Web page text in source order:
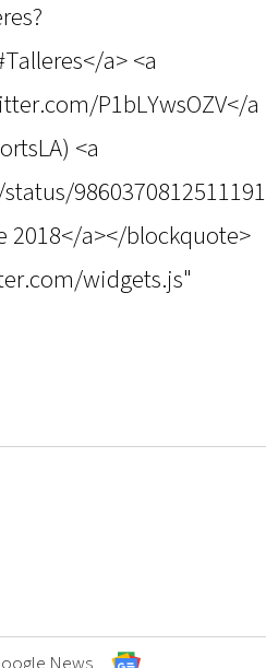
a> <a
P1bLYwsOZV</a
<a
9860370812511191
2018</a></blockquote>
widgets.js"